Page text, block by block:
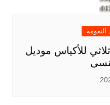
النعومه
للأكياس موديل